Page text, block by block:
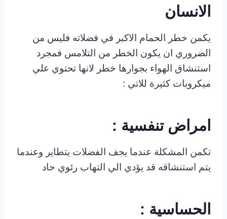
الانسان
يكمن خطر الحمام الاكبر في فضلاته فليس من
الضروري ان يكون الخطر من التلامس فمجرد
استنشاق الهواء بجوارها خطر لانها تحتوي علي
ميكروبات كثيرة للاتي :
امراض تنفسية :
تكمن المشكلة عندما يجف الفضلات يتطاير وعندما
يتم استنشاقه قد يؤدي الي التهاب رئوي حاد
الحساسية :